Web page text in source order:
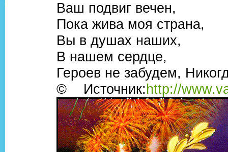
Ваш подвиг вечен,
Пока жива моя страна,
Вы в душах наших,
В нашем сердце,
Героев не забудем,
© Источник:http://